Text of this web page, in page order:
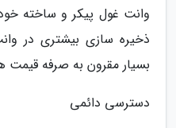
وانت غول پیکر و ساخته
ذخیره سازی بیشتری در
بسیار مقرون به صرفه قیمت
دسترسی دائمی